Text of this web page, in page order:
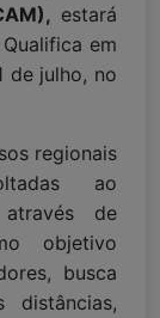
estará
em
de julho, no
regionais
ao
através de
objetivo
busca